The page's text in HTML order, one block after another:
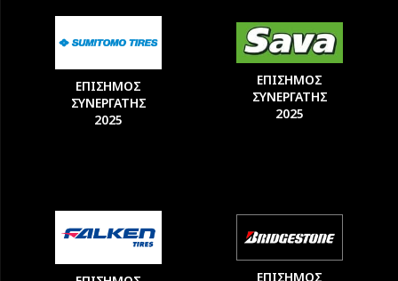
ΕΠΙΣΗΜΟΣ
ΣΥΝΕΡΓΑΤΗΣ
2025
ΕΠΙΣΗΜΟΣ
ΣΥΝΕΡΓΑΤΗΣ
2025
ΕΠΙΣΗΜΟΣ